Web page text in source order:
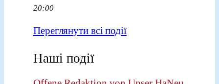
20:00
Переглянути всі події
Наші події